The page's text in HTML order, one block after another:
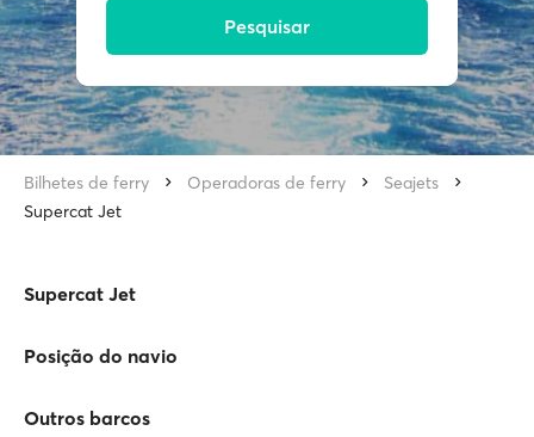
Pesquisar
Bilhetes de ferry Operadoras de ferry
Seajets
Supercat Jet
Supercat Jet
Posição do navio
Outros barcos